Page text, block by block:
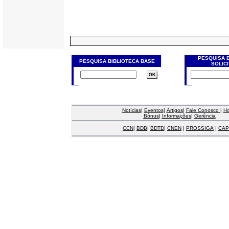
PESQUISA BIBLIOTECA BASE
PESQUISA
Notícias| Eventos| Artigos| Fale Conosco |
Bônus| Informações| Gerência
CCN| BDB| BDTD| CNEN | PROSSIGA |